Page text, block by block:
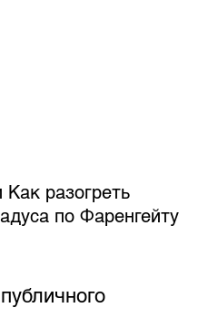
разогреть
по Фаренгейту